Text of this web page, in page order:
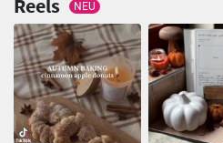
Reels NEU